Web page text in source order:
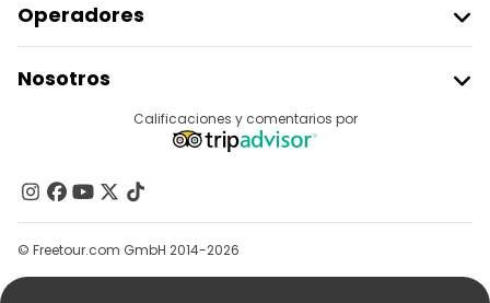
Operadores
Acceder Como Proveedor
Programa De Afiliados
Nosotros
Contacto
Grupos
Ayuda
Calificaciones y comentarios por
© Freetour.com GmbH 2014-2026